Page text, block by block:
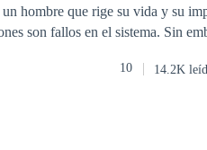
hombre que rige su vida y su
son fallos en el sistema. Sin
todos sus secretos, pero guarda
apariencias, lujos y traiciones,
10 14.2K